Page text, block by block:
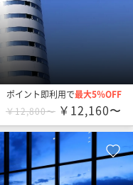
ポイント即利用で最大5％OFF
￥12,800〜 ￥12,160〜